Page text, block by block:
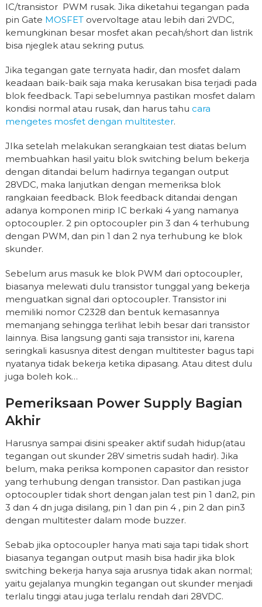
IC/transistor PWM rusak. Jika diketahui tegangan pada
pin Gate MOSFETovervoltage atau lebih dari 2VDC,
kemungkinan besar mosfet akan pecah/short dan listrik
bisa njeglek atau sekring putus.
Jika tegangan gate ternyata hadir, dan mosfet dalam
keadaan baik-baik saja maka kerusakan bisa terjadi pada
blok feedback. Tapi sebelumnya pastikan mosfet dalam
kondisi normal atau rusak, dan harus tahu cara
mengetes mosfet dengan multitester.
JIka setelah melakukan serangkaian test diatas belum
membuahkan hasil yaitu blok switching belum bekerja
dengan ditandai belum hadirnya tegangan output
28VDC, maka lanjutkan dengan memeriksa blok
rangkaian feedback. Blok feedback ditandai dengan
adanya komponen mirip IC berkaki 4 yang namanya
optocoupler. 2 pin optocoupler pin 3 dan 4 terhubung
dengan PWM, dan pin 1 dan 2 nya terhubung ke blok
skunder.
Sebelum arus masuk ke blok PWM dari optocoupler,
biasanya melewati dulu transistor tunggal yang bekerja
menguatkan signal dari optocoupler. Transistor ini
memiliki nomor C2328 dan bentuk kemasannya
memanjang sehingga terlihat lebih besar dari transistor
lainnya. Bisa langsung ganti saja transistor ini, karena
seringkali kasusnya ditest dengan multitester bagus tapi
nyatanya tidak bekerja ketika dipasang. Atau ditest dulu
juga boleh kok…
Pemeriksaan Power Supply Bagian
Akhir
Harusnya sampai disini speaker aktif sudah hidup(atau
tegangan out skunder 28V simetris sudah hadir). Jika
belum, maka periksa komponen capasitor dan resistor
yang terhubung dengan transistor. Dan pastikan juga
optocoupler tidak short dengan jalan test pin 1 dan2, pin
3 dan 4 dn juga disilang, pin 1 dan pin 4 , pin 2 dan pin3
dengan multitester dalam mode buzzer.
Sebab jika optocoupler hanya mati saja tapi tidak short
biasanya tegangan output masih bisa hadir jika blok
switching bekerja hanya saja arusnya tidak akan normal;
yaitu gejalanya mungkin tegangan out skunder menjadi
terlalu tinggi atau juga terlalu rendah dari 28VDC.